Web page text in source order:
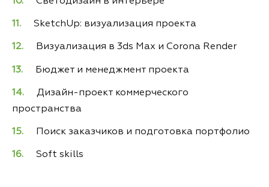
SketchUp: визуализация проекта
Визуализация в 3ds Max и Corona Render
Бюджет и менеджмент проекта
Дизайн-проект коммерческого
пространства
Поиск заказчиков и подготовка портфолио
Soft skills